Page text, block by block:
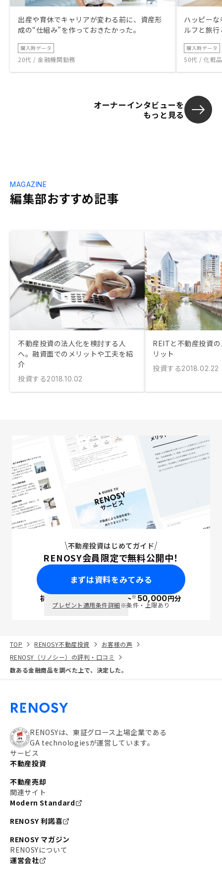
出産や育休でキャリアが変わる前に、資産形
成の“仕組み”を作っておきたかった。
購入時データ
20代 / 金融機関勤務
ハッピー
ルフと旅
購入時データ
50代 / 化粧
オーナーインタビューを
もっと見る
編集部おすすめ記事
MAGAZINE
不動産投資の法人化を検討する人
へ。融資面でのメリットや工夫を紹
介
投資する2018.10.02
REITと不動産投資
リット
投資する2018.02.22
不動産投資はじめてガイド
RENOSY会員限定で無料公開中！
まずは資料をみてみる
初回面談で ポイント※50,000円分
プレゼント適用条件詳細※条件・上限あり
TOP RENOSY不動産投資
お客様の声
RENOSY（リノシー）の評判・口コミ
数ある金融商品を調べた上で、決定した。
RENOSYは、東証グロース上場企業である
GA technologiesが運営しています。
サービス
不動産投資
不動産売却
関連サイト
Modern Standard
RENOSY 利諾喜
RENOSY マガジン
RENOSYについて
運営会社